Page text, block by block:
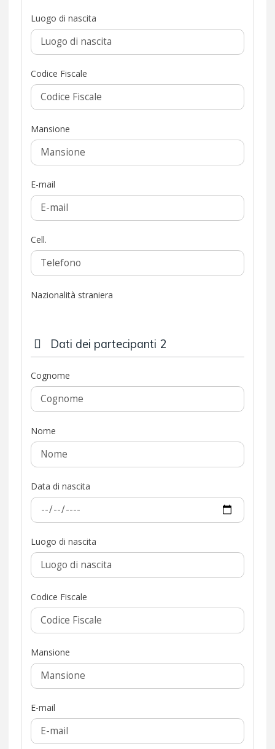
Luogo di nascita
Codice Fiscale
Mansione
E-mail
Cell.
Nazionalità straniera
Dati dei partecipanti 2
Cognome
Nome
Data di nascita
Luogo di nascita
Codice Fiscale
Mansione
E-mail